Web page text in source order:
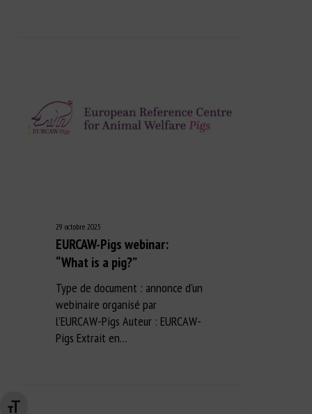
Changer la taille de la police
29 octobre 2025
EURCAW-Pigs webinar:
“What is a pig?”
Type de document : annonce d'un
webinaire organisé par
l’EURCAW-Pigs Auteur : EURCAW-
Pigs Extrait en…